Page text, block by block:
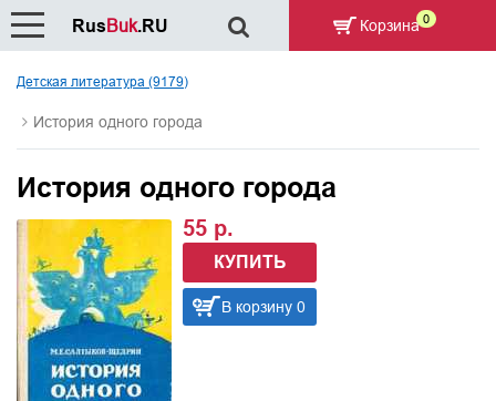
Детская литература (9179)
История одного города
История одного города
55 р.
КУПИТЬ
В корзину 0
RusBuk.RU Корзина 0